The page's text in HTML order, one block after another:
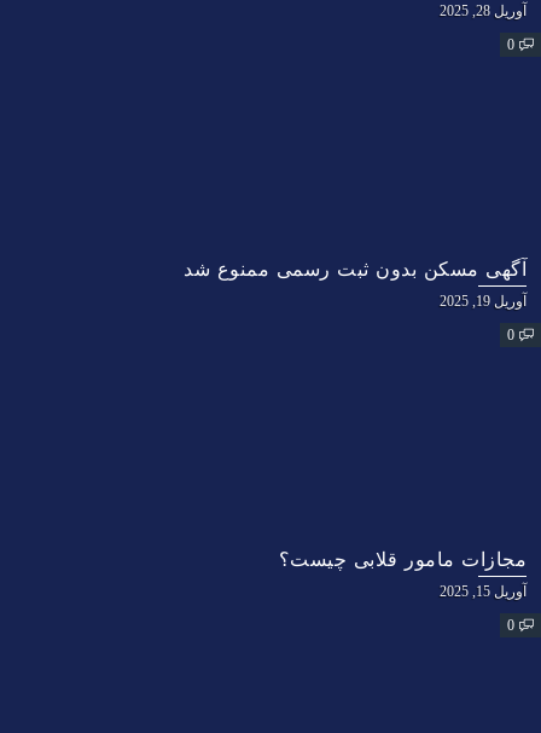
آوریل 28, 2025
0
آگهی مسکن بدون ثبت رسمی ممنوع شد
آوریل 19, 2025
0
مجازات مامور قلابی چیست؟
آوریل 15, 2025
0